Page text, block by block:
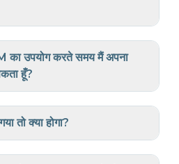
उपयोग करते समय मैं अपना
हूँ?
तो क्या होगा?